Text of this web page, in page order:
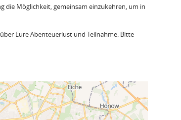
die Möglichkeit, gemeinsam einzukehren, um in
Eure Abenteuerlust und Teilnahme. Bitte